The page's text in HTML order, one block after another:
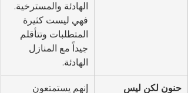
الهادئة والمسترخية.
فهي ليست كثيرة
المتطلبات وتتأقلم
جيداً مع المنازل
الهادئة.
حنون لكن ليس
إنهم يستمتعون